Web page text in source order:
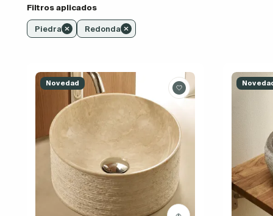
Filtros aplicados
Piedra Redonda
Novedad